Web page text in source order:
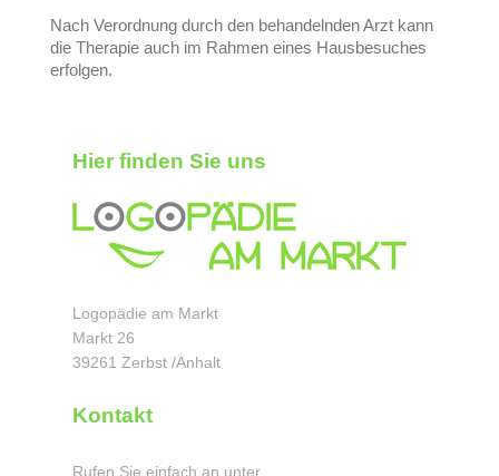
Nach Verordnung durch den behandelnden Arzt kann
die Therapie auch im Rahmen eines Hausbesuches
erfolgen.
Hier finden Sie uns
Logopädie am Markt
Markt 26
39261 Zerbst /Anhalt
Kontakt
Rufen Sie einfach an unter